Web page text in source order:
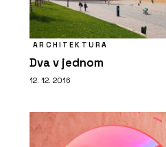
ARCHITEKTURA
Dva v jednom
12. 12. 2016